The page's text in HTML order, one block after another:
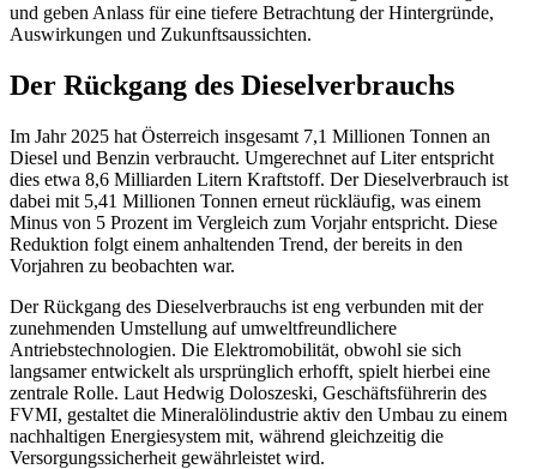
und geben Anlass für eine tiefere Betrachtung der Hintergründe,
Auswirkungen und Zukunftsaussichten.
Der Rückgang des Dieselverbrauchs
Im Jahr 2025 hat Österreich insgesamt 7,1 Millionen Tonnen an
Diesel und Benzin verbraucht. Umgerechnet auf Liter entspricht
dies etwa 8,6 Milliarden Litern Kraftstoff. Der Dieselverbrauch ist
dabei mit 5,41 Millionen Tonnen erneut rückläufig, was einem
Minus von 5 Prozent im Vergleich zum Vorjahr entspricht. Diese
Reduktion folgt einem anhaltenden Trend, der bereits in den
Vorjahren zu beobachten war.
Der Rückgang des Dieselverbrauchs ist eng verbunden mit der
zunehmenden Umstellung auf umweltfreundlichere
Antriebstechnologien. Die Elektromobilität, obwohl sie sich
langsamer entwickelt als ursprünglich erhofft, spielt hierbei eine
zentrale Rolle. Laut Hedwig Doloszeski, Geschäftsführerin des
FVMI, gestaltet die Mineralölindustrie aktiv den Umbau zu einem
nachhaltigen Energiesystem mit, während gleichzeitig die
Versorgungssicherheit gewährleistet wird.